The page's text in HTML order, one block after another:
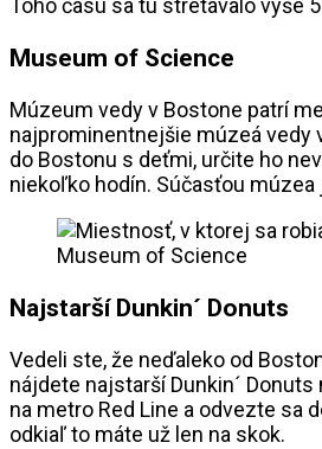
Toho času sa tu stretávalo vyše
Museum of Science
Múzeum vedy v Bostone patrí
najprominentnejšie múzeá vedy
do Bostonu s deťmi, určite ho
niekoľko hodín. Súčasťou múzea
Museum of Science
Najstarší Dunkin´ Donuts
Vedeli ste, že neďaleko od
nájdete najstarší Dunkin´
na metro Red Line a odvezte sa
odkiaľ to máte už len na skok.